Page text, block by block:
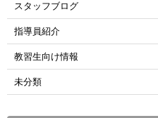
スタッフブログ
指導員紹介
教習生向け情報
未分類